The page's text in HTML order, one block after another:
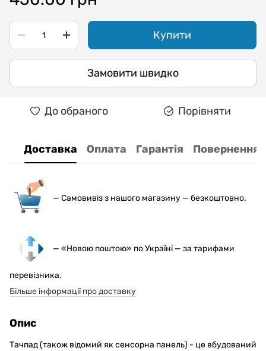
Купити
Замовити швидко
До обраного Порівняти
Доставка Оплата Гарантія Повернення
— Самовивіз з нашого магазину — безкоштовно.
— «Новою поштою» по Україні — за тарифами
перевізника.
Більше інформації про доставку
Опис
Тачпад (також відомий як сенсорна панель) - це вбудований